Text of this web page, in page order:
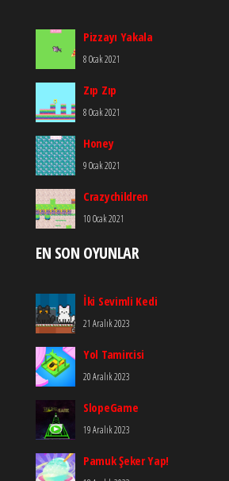
Pizzayı Yakala
8 Ocak 2021
Zıp Zıp
8 Ocak 2021
Honey
9 Ocak 2021
Crazychildren
10 Ocak 2021
EN SON OYUNLAR
İki Sevimli Kedi
21 Aralık 2023
Yol Tamircisi
20 Aralık 2023
SlopeGame
19 Aralık 2023
Pamuk Şeker Yap!